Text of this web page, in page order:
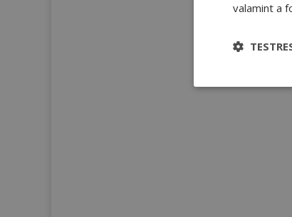
valamint a